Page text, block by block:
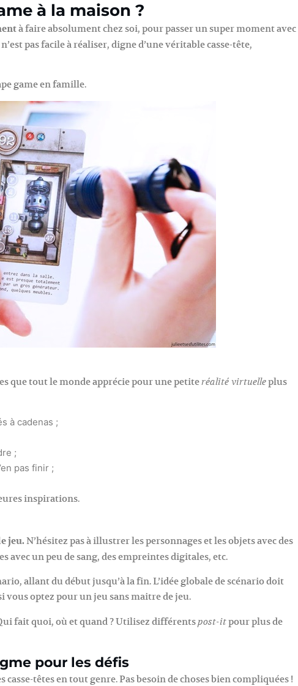
à la maison ?
à faire absolument chez soi, pour passer un super moment avec
pas facile à réaliser, digne d’une véritable casse-tête,
game en famille.
que tout le monde apprécie pour une petiteréalité virtuelleplus
à cadenas ;
;
pas finir ;
inspirations.
jeu. N’hésitez pas à illustrer les personnages et les objets avec des
avec un peu de sang, des empreintes digitales, etc.
allant du début jusqu’à la fin. L’idée globale de scénario doit
vous optez pour un jeu sans maitre de jeu.
fait quoi, où et quand ? Utilisez différentspost-itpour plus de
pour les défis
casse-têtes en tout genre. Pas besoin de choses bien compliquées !